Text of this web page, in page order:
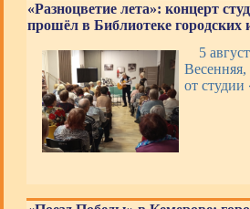
«Разноцветие лета»: концерт
прошёл в Библиотеке городских
5
Весенняя,
от студии